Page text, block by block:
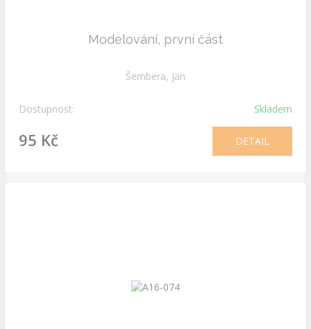
Modelování, první část
Šembera, Jan
Dostupnost: Skladem
95 Kč DETAIL